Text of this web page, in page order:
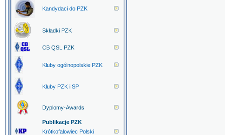
Kandydaci do PZK
Składki PZK
CB QSL PZK
Kluby ogólnopolskie PZK
Kluby PZK i SP
Dyplomy-Awards
Publikacje PZK
Krótkofalowiec Polski